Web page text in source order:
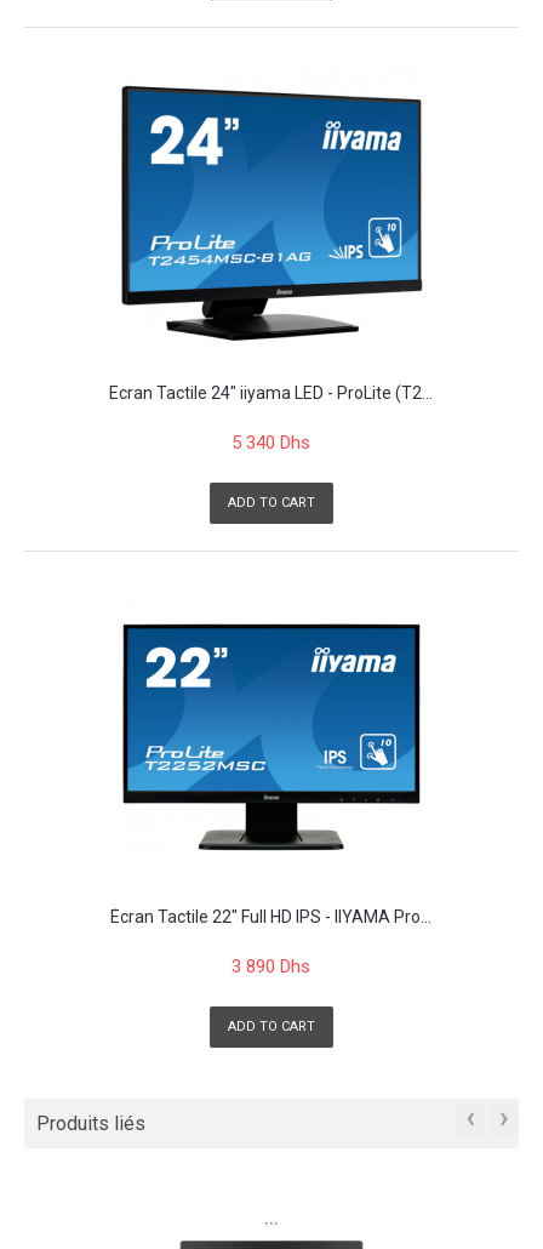
Ecran Tactile 24" iiyama LED - ProLite (T2...
5 340 Dhs
ADD TO CART
Écran Tactile 22" Full HD IPS - IIYAMA Pro...
3 890 Dhs
ADD TO CART
Produits liés ‹ ›
```